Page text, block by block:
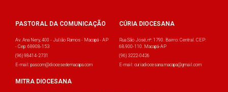
PASTORAL DA COMUNICAÇÃO
Av. Ana Nery, 400 - Julião Ramos - Macapá - AP
- Cep: 68908-153
(96) 98414-2731
E-mail: pascom@diocesedemacapa.com
CÚRIA DIOCESANA
Rua São José, nº: 1790. Bairro: Central. CEP:
68.900-110. Macapá-AP
(96) 3222-0426
E-mail: curiadiocesana.macapa@gmail.com
MITRA DIOCESANA